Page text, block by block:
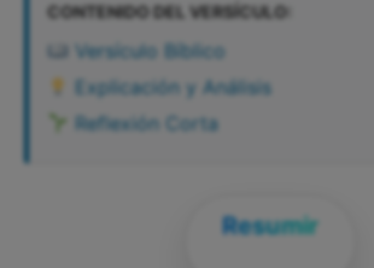
CONTENIDO DEL VERSÍCULO:
Versículo Bíblico
Explicación y Análisis
Reflexión Corta
Resumir